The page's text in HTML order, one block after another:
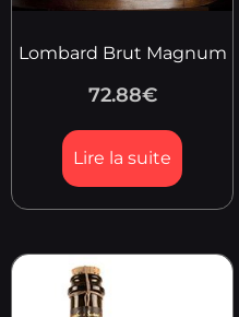
Lombard Brut Magnum
72.88€
Lire la suite